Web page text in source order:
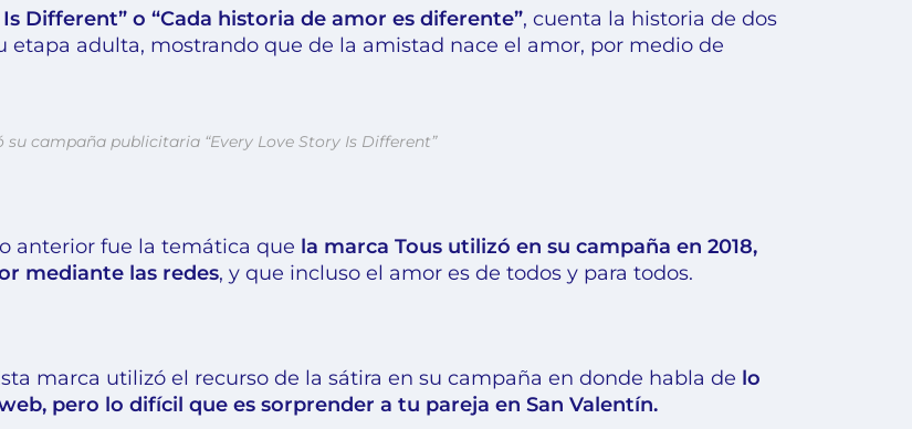
Different” o “Cada historia de amor es diferente”, cuenta la historia de dos
etapa adulta, mostrando que de la amistad nace el amor, por medio de
su campaña publicitaria “Every Love Story Is Different”
anterior fue la temática que la marca Tous utilizó en su campaña en 2018,
mediante las redes, y que incluso el amor es de todos y para todos.
marca utilizó el recurso de la sátira en su campaña en donde habla de lo
pero lo difícil que es sorprender a tu pareja en San Valentín.